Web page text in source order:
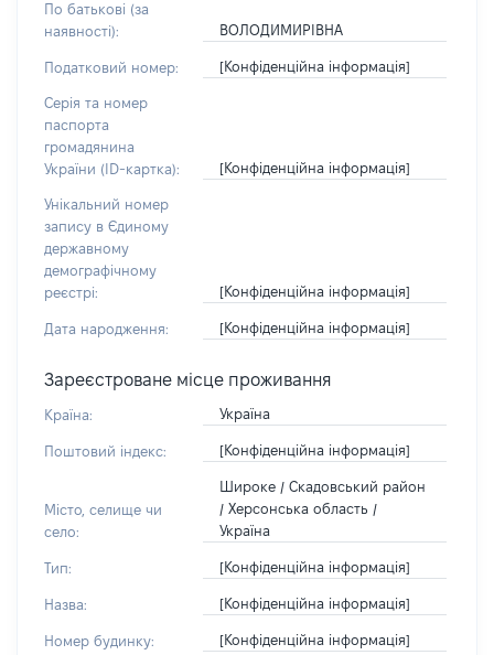
По батькові (за
наявності):
ВОЛОДИМИРІВНА
Податковий номер: [Конфіденційна інформація]
Серія та номер
паспорта
громадянина
України (ID-картка):
[Конфіденційна інформація]
Унікальний номер
запису в Єдиному
державному
демографічному
реєстрі:
[Конфіденційна інформація]
Дата народження: [Конфіденційна інформація]
Зареєстроване місце проживання
Країна: Україна
Поштовий індекс: [Конфіденційна інформація]
Місто, селище чи
село:
Широке / Скадовський район
/ Херсонська область /
Україна
Тип: [Конфіденційна інформація]
Назва: [Конфіденційна інформація]
Номер будинку: [Конфіденційна інформація]